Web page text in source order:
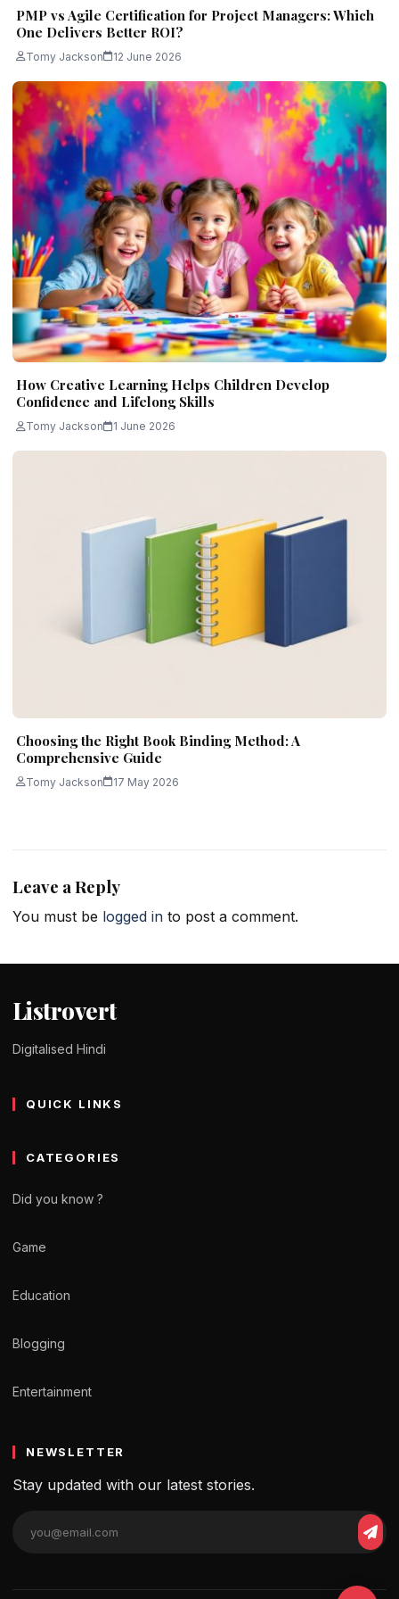
PMP vs Agile Certification for Project Managers: Which
One Delivers Better ROI?
Tomy Jackson 12 June 2026
How Creative Learning Helps Children Develop
Confidence and Lifelong Skills
Tomy Jackson 1 June 2026
Choosing the Right Book Binding Method: A
Comprehensive Guide
Tomy Jackson 17 May 2026
Leave a Reply
You must be logged in to post a comment.
Listrovert
Digitalised Hindi
QUICK LINKS
CATEGORIES
Did you know ?
Game
Education
Blogging
Entertainment
NEWSLETTER
Stay updated with our latest stories.